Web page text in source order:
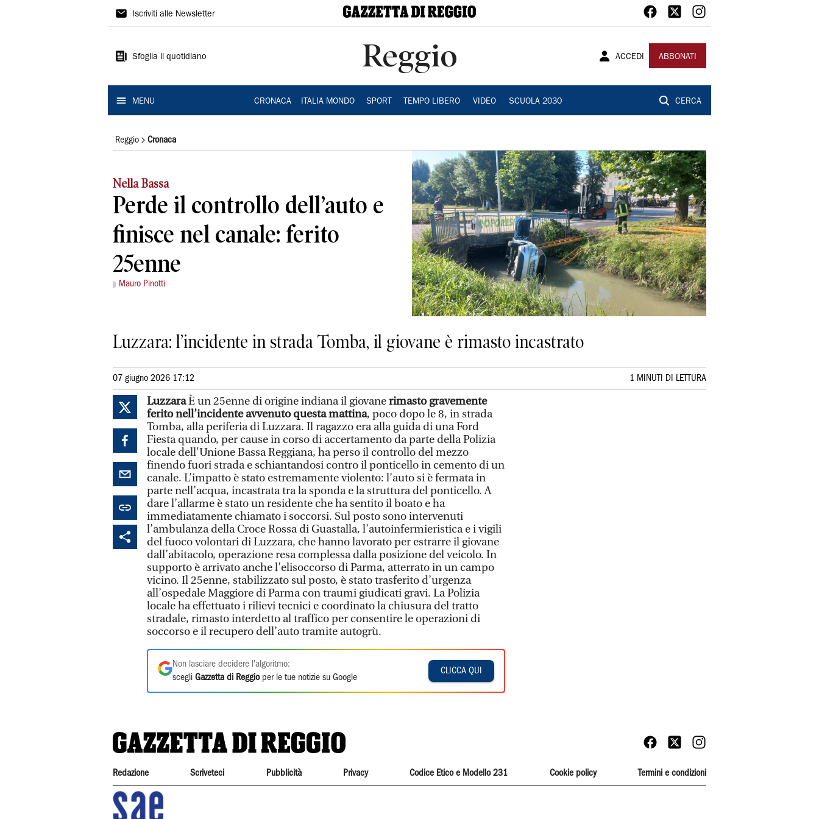
Gazzetta
Reggio
Iscriviti alle Newsletter
Sfoglia il quotidiano Reggio ACCEDI ABBONATI
MENU CRONACA ITALIA MONDO SPORT TEMPO LIBERO VIDEO SCUOLA 2030 CERCA
Reggio Cronaca
Nella Bassa
Perde il controllo dell’auto e
finisce nel canale: ferito
25enne
Mauro Pinotti
Luzzara: l’incidente in strada Tomba, il giovane è rimasto incastrato
07 giugno 2026 17:12 1 MINUTI DI LETTURA
LuzzaraÈ un 25enne di origine indiana il giovanerimasto gravemente
ferito nell’incidente avvenuto questa mattina, poco dopo le 8, in strada
Tomba, alla periferia di Luzzara. Il ragazzo era alla guida di una Ford
Fiesta quando, per cause in corso di accertamento da parte della Polizia
locale dell'Unione Bassa Reggiana, ha perso il controllo del mezzo
finendo fuori strada e schiantandosi contro il ponticello in cemento di un
canale. L’impatto è stato estremamente violento: l’auto si è fermata in
parte nell’acqua, incastrata tra la sponda e la struttura del ponticello. A
dare l’allarme è stato un residente che ha sentito il boato e ha
immediatamente chiamato i soccorsi. Sul posto sono intervenuti
l’ambulanza della Croce Rossa di Guastalla, l’autoinfermieristica e i vigili
del fuoco volontari di Luzzara, che hanno lavorato per estrarre il giovane
dall’abitacolo, operazione resa complessa dalla posizione del veicolo. In
supporto è arrivato anche l’elisoccorso di Parma, atterrato in un campo
vicino. Il 25enne, stabilizzato sul posto, è stato trasferito d’urgenza
all’ospedale Maggiore di Parma con traumi giudicati gravi. La Polizia
locale ha effettuato i rilievi tecnici e coordinato la chiusura del tratto
stradale, rimasto interdetto al traffico per consentire le operazioni di
soccorso e il recupero dell’auto tramite autogrù.
Non lasciare decidere l'algoritmo:
scegli Gazzetta di Reggioper le tue notizie su Google
CLICCA QUI
Redazione Scriveteci Pubblicità Privacy Codice Etico e Modello 231 Cookie policy Termini e condizioni